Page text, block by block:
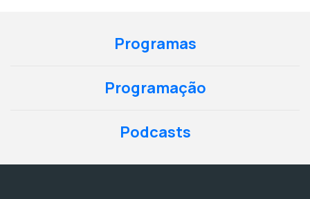
Programas
Programação
Podcasts